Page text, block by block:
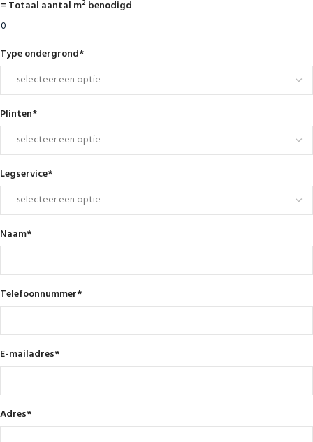
= Totaal aantal m² benodigd
Type ondergrond*
Plinten*
Legservice*
Naam*
Telefoonnummer*
E-mailadres*
Adres*